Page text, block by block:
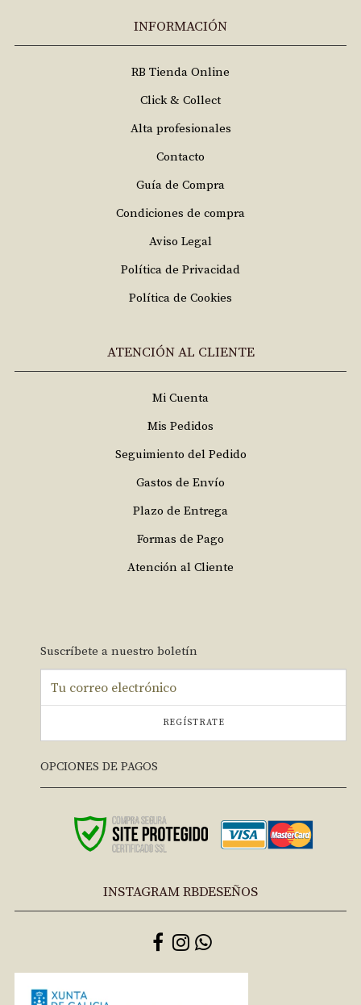
INFORMACIÓN
RB Tienda Online
Click & Collect
Alta profesionales
Contacto
Guía de Compra
Condiciones de compra
Aviso Legal
Política de Privacidad
Política de Cookies
ATENCIÓN AL CLIENTE
Mi Cuenta
Mis Pedidos
Seguimiento del Pedido
Gastos de Envío
Plazo de Entrega
Formas de Pago
Atención al Cliente
Suscríbete a nuestro boletín
REGÍSTRATE
OPCIONES DE PAGOS
INSTAGRAM RBDESEÑOS